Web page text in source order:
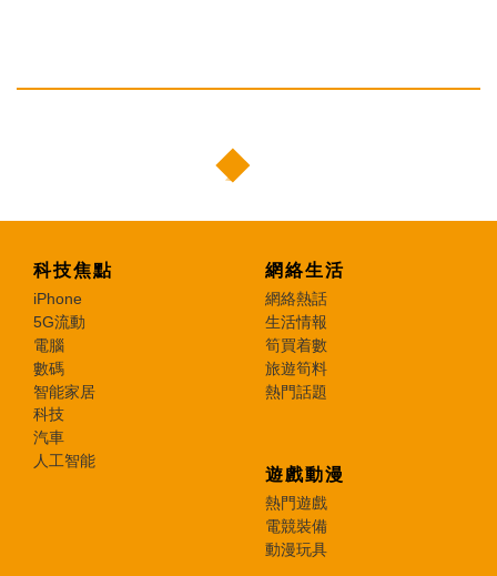
科技焦點
iPhone
5G流動
電腦
數碼
智能家居
科技
汽車
人工智能
網絡生活
網絡熱話
生活情報
筍買着數
旅遊筍料
熱門話題
遊戲動漫
熱門遊戲
電競裝備
動漫玩具